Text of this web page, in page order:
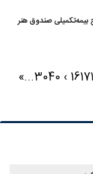
1617
›
3040
...
»